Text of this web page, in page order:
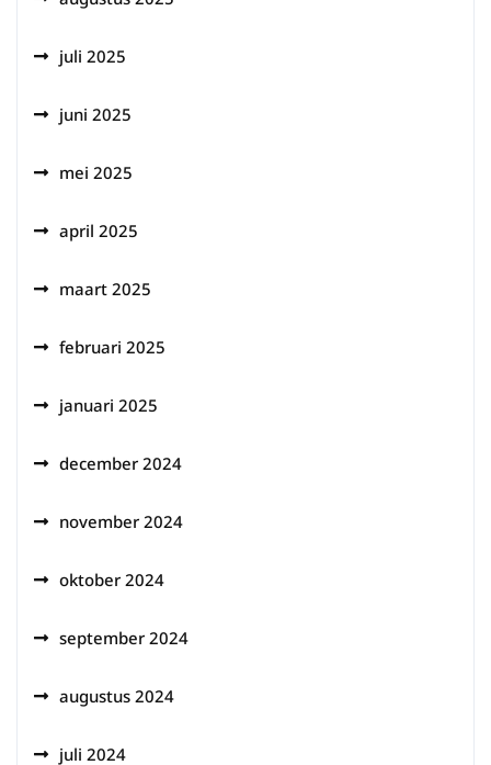
juli 2025
juni 2025
mei 2025
april 2025
maart 2025
februari 2025
januari 2025
december 2024
november 2024
oktober 2024
september 2024
augustus 2024
juli 2024